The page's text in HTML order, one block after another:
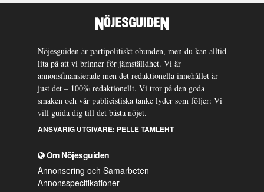
Nöjesguiden är partipolitiskt obunden, men du kan alltid
lita på att vi brinner för jämställdhet. Vi är
annonsfinansierade men det redaktionella innehållet är
just det – 100% redaktionellt. Vi tror på den goda
smaken och vår publicistiska tanke lyder som följer: Vi
vill guida dig till det bästa nöjet.
ANSVARIG UTGIVARE: PELLE TAMLEHT
Om Nöjesguiden
Annonsering och Samarbeten
Annonsspecifikationer